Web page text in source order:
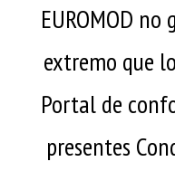
EUROMOD
extremo que
Portal de
presentes